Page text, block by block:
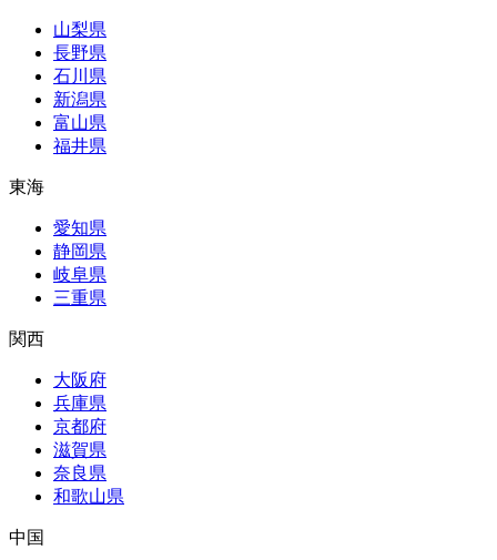
山梨県
長野県
石川県
新潟県
富山県
福井県
東海
愛知県
静岡県
岐阜県
三重県
関西
大阪府
兵庫県
京都府
滋賀県
奈良県
和歌山県
中国